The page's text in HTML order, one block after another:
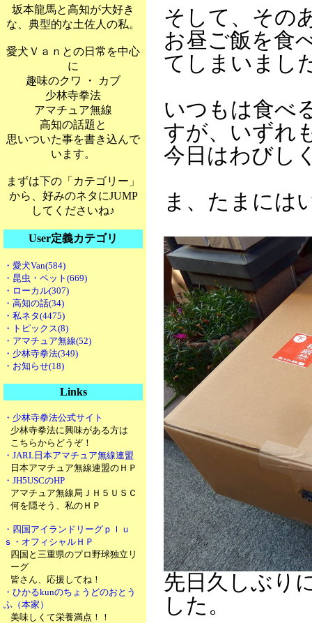
坂本龍馬と高知が大好き
な、典型的な土佐人の私。
愛犬Ｖａｎとの日常を中心
に
趣味のクワ ・ カブ
少林寺拳法
アマチュア無線
高知の話題と
思いついた事を書き込んで
います。
まずは下の「カテゴリー」
から、好みのネタにJUMP
してくださいね♪
User定義カテゴリ
・愛犬Van(584)
・昆虫・ペット(669)
・ローカル(307)
・高知の話(34)
・私ネタ(4475)
・トピックス(8)
・アマチュア無線(52)
・少林寺拳法(349)
・お知らせ(18)
Links
・少林寺拳法公式サイト
少林寺拳法に興味がある方は
こちらからどうぞ！
・JARL日本アマチュア無線連盟
日本アマチュア無線連盟のＨＰ
・JH5USCのHP
アマチュア無線局ＪＨ５ＵＳＣ
何を隠そう、私のＨＰ
・四国アイランドリーグｐｌｕ
ｓ・オフィシャルＨＰ
四国と三重県のプロ野球独立リ
ーグ
皆さん、応援してね！
・ひかるkunのちょうどのおとう
ふ（本家）
美味しくて栄養満点！！
そして、その
お昼ご飯を食
てしまいまし
いつもは食べ
すが、いずれ
今日はわびし
ま、たまには
先日久しぶり
した。